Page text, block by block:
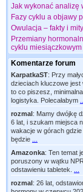
Jak wykonać analizę
Fazy cyklu a objawy
Owulacja – fakty i mity
Przemiany
cyklu miesiączkowym
Komentarze forum
KarpatkaST: Przy
dzieciach kluczowe jest
to co piszesz, minimalna
logistyka. Polecałabym
rozmal: Mamy dwójkę
6 lat, i szukam miejsca
wakacje w górach
będzie
Amazonka: Ten temat
poruszony w wątku
odstawieniu tabletek.
rozmal: 26 lat,